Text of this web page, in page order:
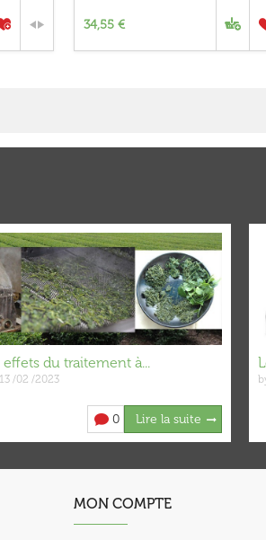
34,55 €
du traitement à...
13 /02 /2023
0 Lire la suite
MON COMPTE